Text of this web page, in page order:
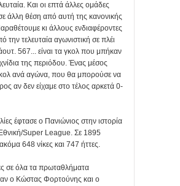
Και οι επτά άλλες ομάδες
άλλη θέση από αυτή της κανονικής
κι άλλους ενδιαφέροντες
την τελευταία αγωνιστική σε πλέι
567... είναι τα γκολ που μπήκαν
της περιόδου. Ένας μέσος
ανά αγώνα, που θα μπορούσε να
αν δεν είχαμε στο τέλος αρκετά 0-
έφτασε ο Πανιώνιος στην ιστορία
Super League. Σε 1895
648 νίκες και 747 ήττες.
σε όλα τα πρωταθλήματα
ο Κώστας Φορτούνης και ο